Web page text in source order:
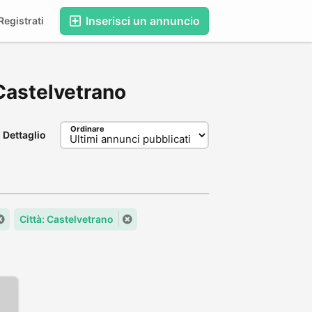
Inserisci un annuncio
Dettaglio Ordinare
Città: Castelvetrano